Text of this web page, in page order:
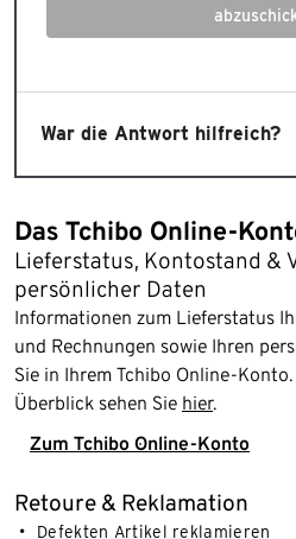
War die Antwort hilfreich?
Das Tchibo Online-
Lieferstatus, Kontostand &
persönlicher Daten
Informationen zum Lieferstatus
und Rechnungen sowie Ihren
Sie in Ihrem Tchibo Online-
Überblick sehen Sie hier.
Zum Tchibo Online-Konto
Retoure & Reklamation
Defekten Artikel reklamieren